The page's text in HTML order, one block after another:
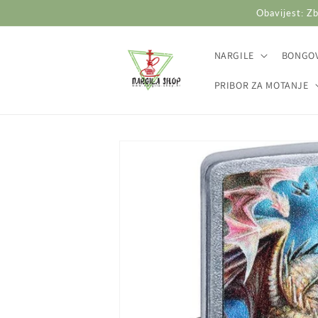
sadržaj
Obavijest:
NARGILE
PRIBOR ZA MOTANJE